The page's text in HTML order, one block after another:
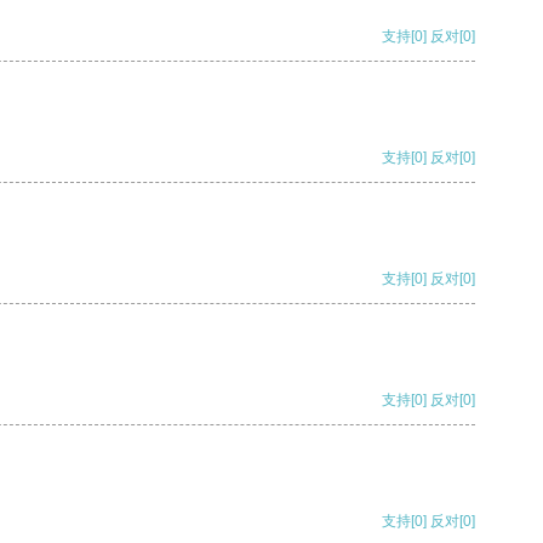
支持[0] 反对[0]
支持[0] 反对[0]
支持[0] 反对[0]
支持[0] 反对[0]
支持[0] 反对[0]